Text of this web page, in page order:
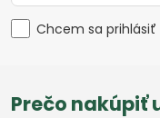
Chcem sa
Prečo nakúpiť